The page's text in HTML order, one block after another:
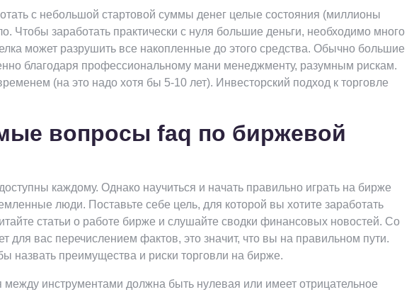
с небольшой стартовой суммы денег целые состояния (миллионы
Чтобы заработать практически с нуля большие деньги, необходимо много
может разрушить все накопленные до этого средства. Обычно большие
благодаря профессиональному мани менеджменту, разумным рискам.
(на это надо хотя бы 5-10 лет). Инвесторский подход к торговле
вопросы faq по биржевой
каждому. Однако научиться и начать правильно играть на бирже
люди. Поставьте себе цель, для которой вы хотите заработать
статьи о работе бирже и слушайте сводки финансовых новостей. Со
для вас перечислением фактов, это значит, что вы на правильном пути.
назвать преимущества и риски торговли на бирже.
между инструментами должна быть нулевая или имеет отрицательное